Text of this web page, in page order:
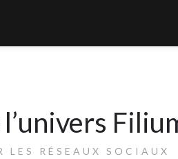
LES RÉSEAUX SOCIAUX